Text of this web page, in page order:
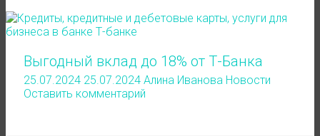
Выгодный вклад до 18% от Т-Банка
25.07.2024 25.07.2024 Алина Иванова Новости
Оставить комментарий